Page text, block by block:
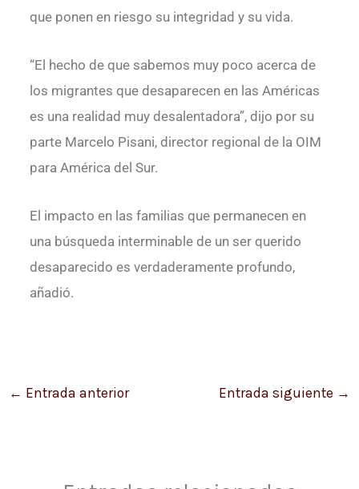
que ponen en riesgo su integridad y su vida.
“El hecho de que sabemos muy poco acerca de
los migrantes que desaparecen en las Américas
es una realidad muy desalentadora”, dijo por su
parte Marcelo Pisani, director regional de la OIM
para América del Sur.
El impacto en las familias que permanecen en
una búsqueda interminable de un ser querido
desaparecido es verdaderamente profundo,
añadió.
← Entrada anterior Entrada siguiente →